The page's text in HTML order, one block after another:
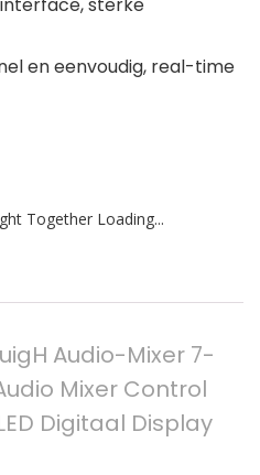
sterke
en eenvoudig, real-time
Together Loading...
Audio-Mixer 7-
Mixer Control
Digitaal Display